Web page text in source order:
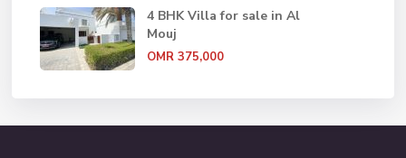
4 BHK Villa for sale in Al
Mouj
OMR 375,000